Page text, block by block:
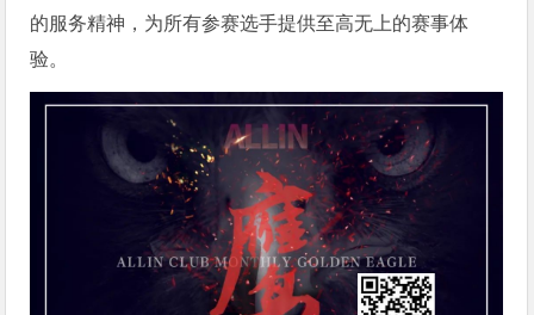
的服务精神，为所有参赛选手提供至高无上的赛事体
验。